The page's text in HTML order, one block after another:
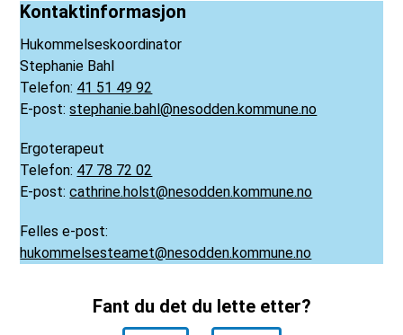
Kontaktinformasjon
Hukommelseskoordinator
Stephanie Bahl
Telefon: 41 51 49 92
E-post:stephanie.bahl@nesodden.kommune.no
Ergoterapeut
Telefon: 47 78 72 02
E-post:cathrine.holst@nesodden.kommune.no
Felles e-post:
hukommelsesteamet@nesodden.kommune.no
Fant du det du lette etter?